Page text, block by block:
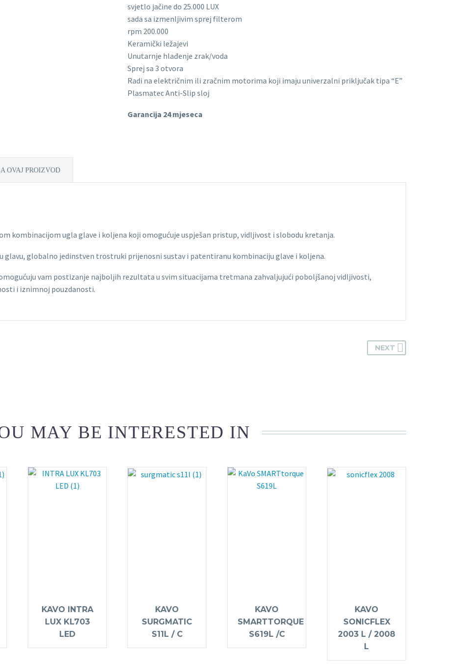
svjetlo jačine do 25.000 LUX
sada sa izmenljivim sprej filterom
rpm 200.000
Keramički ležajevi
Unutarnje hlađenje zrak/voda
Sprej sa 3 otvora
Radi na električnim ili zračnim motorima koji imaju univerzalni priključak tipa “E”
Plasmatec Anti-Slip sloj
Garancija 24 mjeseca
OVAJ PROIZVOD
kombinacijom ugla glave i koljena koji omogućuje uspješan pristup, vidljivost i slobodu kretanja.
glavu, globalno jedinstven trostruki prijenosni sustav i patentiranu kombinaciju glave i koljena.
vam postizanje najboljih rezultata u svim situacijama tretmana zahvaljujući poboljšanoj vidljivosti,
i iznimnoj pouzdanosti.
NEXT
MAY BE INTERESTED IN
KAVO INTRA
LUX KL703
LED
KAVO
SURGMATIC
S11L / C
KAVO
SMARTTORQUE
S619L /C
KAVO
SONICFLEX
2003 L / 2008
L